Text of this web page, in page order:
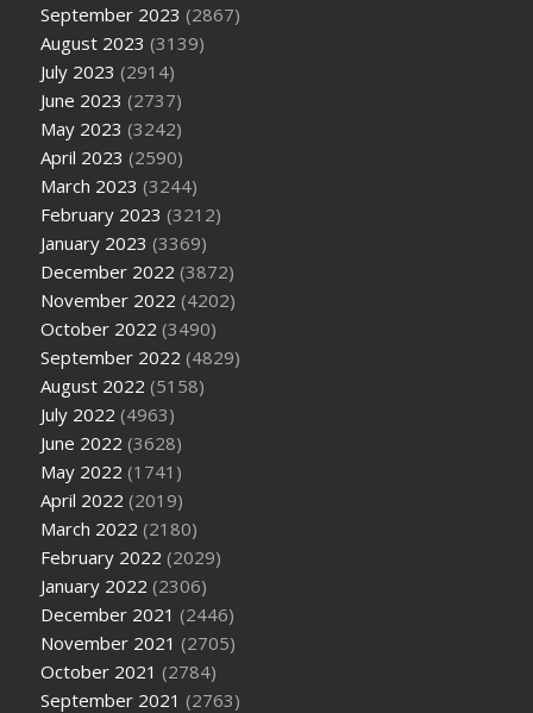
September 2023 (2867)
August 2023 (3139)
July 2023 (2914)
June 2023 (2737)
May 2023 (3242)
April 2023 (2590)
March 2023 (3244)
February 2023 (3212)
January 2023 (3369)
December 2022 (3872)
November 2022 (4202)
October 2022 (3490)
September 2022 (4829)
August 2022 (5158)
July 2022 (4963)
June 2022 (3628)
May 2022 (1741)
April 2022 (2019)
March 2022 (2180)
February 2022 (2029)
January 2022 (2306)
December 2021 (2446)
November 2021 (2705)
October 2021 (2784)
September 2021 (2763)